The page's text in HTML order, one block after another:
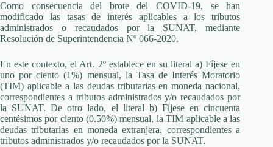
Como consecuencia del brote del COVID-19, se han
modificado las tasas de interés aplicables a los tributos
administrados o recaudados por la SUNAT, mediante
Resolución de Superintendencia Nº 066-2020.
En este contexto, el Art. 2º establece en su literal a) Fíjese en
uno por ciento (1%) mensual, la Tasa de Interés Moratorio
(TIM) aplicable a las deudas tributarias en moneda nacional,
correspondientes a tributos administrados y/o recaudados por
la SUNAT. De otro lado, el literal b) Fíjese en cincuenta
centésimos por ciento (0.50%) mensual, la TIM aplicable a las
deudas tributarias en moneda extranjera, correspondientes a
tributos administrados y/o recaudados por la SUNAT.